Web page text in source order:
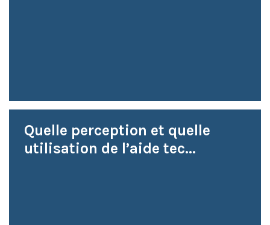
Quelle perception et quelle
utilisation de l’aide tec...